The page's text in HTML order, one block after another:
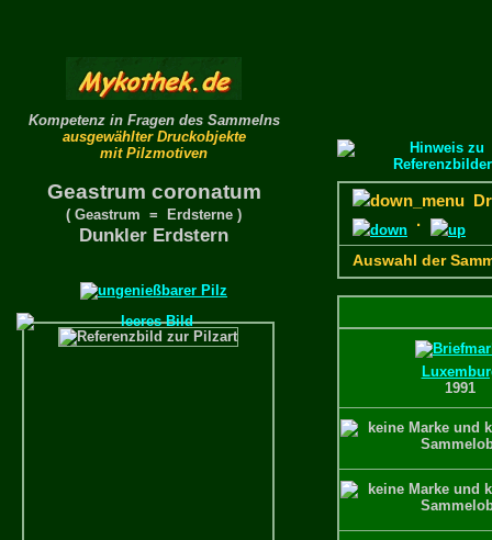
Kompetenz in Fragen des Sammelns
ausgewählter Druckobjekte
mit Pilzmotiven
Geastrum coronatum
( Geastrum = Erdsterne )
Dunkler Erdstern
·
Auswahl der
1991